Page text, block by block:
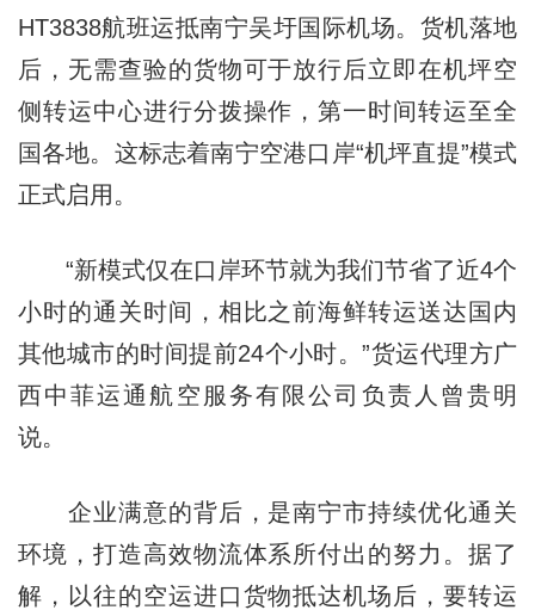
HT3838航班运抵南宁吴圩国际机场。货机落地
后，无需查验的货物可于放行后立即在机坪空
侧转运中心进行分拨操作，第一时间转运至全
国各地。这标志着南宁空港口岸“机坪直提”模式
正式启用。
“新模式仅在口岸环节就为我们节省了近4个
小时的通关时间，相比之前海鲜转运送达国内
其他城市的时间提前24个小时。”货运代理方广
西中菲运通航空服务有限公司负责人曾贵明
说。
企业满意的背后，是南宁市持续优化通关
环境，打造高效物流体系所付出的努力。据了
解，以往的空运进口货物抵达机场后，要转运